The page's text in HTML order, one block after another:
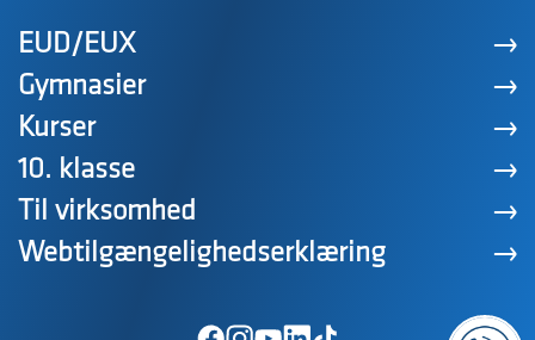
EUD/EUX
Gymnasier
Kurser
10. klasse
Til virksomhed
Webtilgængelighedserklæring